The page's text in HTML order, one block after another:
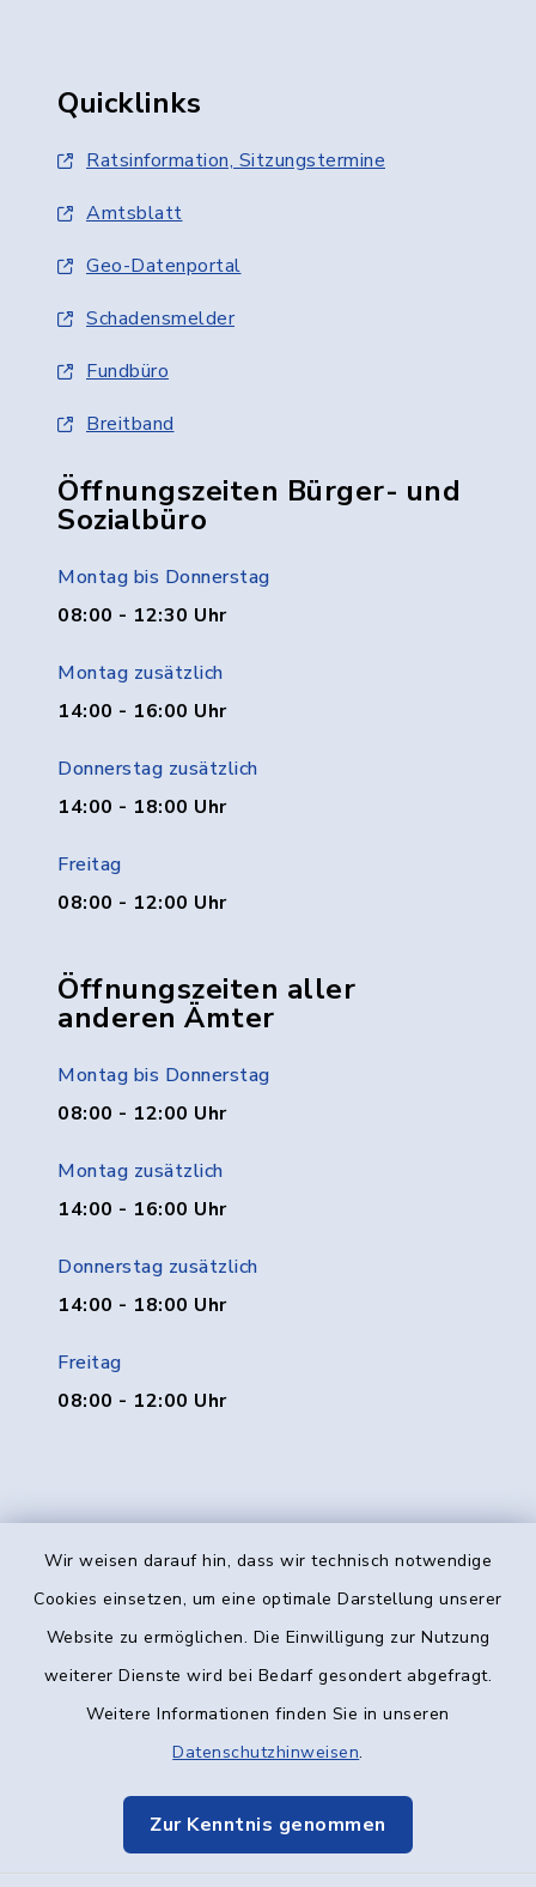
Wir weisen darauf hin, dass wir technisch notwendige
Cookies einsetzen, um eine optimale Darstellung unserer
Website zu ermöglichen. Die Einwilligung zur Nutzung
weiterer Dienste wird bei Bedarf gesondert abgefragt.
Weitere Informationen finden Sie in unseren
Datenschutzhinweisen.
Zur Kenntnis genommen
Quicklinks
Ratsinformation, Sitzungstermine
Amtsblatt
Geo-Datenportal
Schadensmelder
Fundbüro
Breitband
Öffnungszeiten Bürger- und
Sozialbüro
Montag bis Donnerstag
08:00 - 12:30 Uhr
Montag zusätzlich
14:00 - 16:00 Uhr
Donnerstag zusätzlich
14:00 - 18:00 Uhr
Freitag
08:00 - 12:00 Uhr
Öffnungszeiten aller
anderen Ämter
Montag bis Donnerstag
08:00 - 12:00 Uhr
Montag zusätzlich
14:00 - 16:00 Uhr
Donnerstag zusätzlich
14:00 - 18:00 Uhr
Freitag
08:00 - 12:00 Uhr
Kontakt
Datenschutz
Elektronische Kommunikation